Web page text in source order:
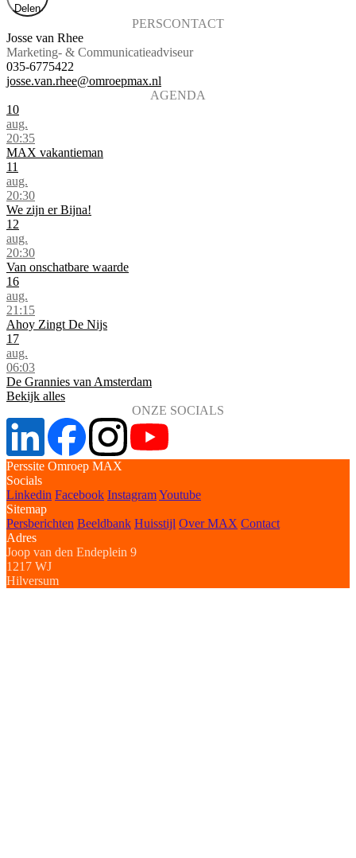
Delen
PERSCONTACT
Josse van Rhee
Marketing- & Communicatieadviseur
035-6775422
josse.van.rhee@omroepmax.nl
AGENDA
10
aug.
20:35
MAX vakantieman
11
aug.
20:30
We zijn er Bijna!
12
aug.
20:30
Van onschatbare waarde
16
aug.
21:15
Ahoy Zingt De Nijs
17
aug.
06:03
De Grannies van Amsterdam
Bekijk alles
ONZE SOCIALS
Perssite Omroep MAX
Socials
Linkedin Facebook InstagramYoutube
Sitemap
Persberichten Beeldbank Huisstijl Over MAX Contact
Adres
Joop van den Endeplein 9
1217 WJ
Hilversum